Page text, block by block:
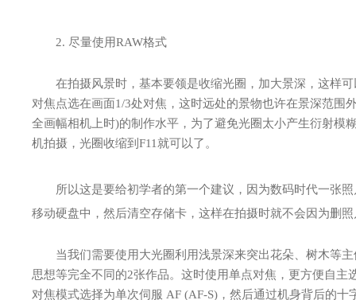
2. 尽量使用RAW格式
在拍摄风景时，基本要领是收缩光圈，加大景深，这样可
对焦点选在画面1/3处对焦，这时远处的景物也许在景深范
全画幅相机上时)的制作水平，为了避免光圈太小产生衍射模
机拍摄，光圈收缩到F11就可以了。
所以这是要给初学者的第一个建议，因为数码时代一张照
移动硬盘中，然后清空存储卡，这样在拍摄时就不会因为删
当我们需要使用大光圈利用浅景深来突出花朵、树木等主
思想等完全不同的2张作品。这时使用单点对焦，更方便自
对焦模式选择为单次伺服 AF (AF-S)，然后通过机身背后的